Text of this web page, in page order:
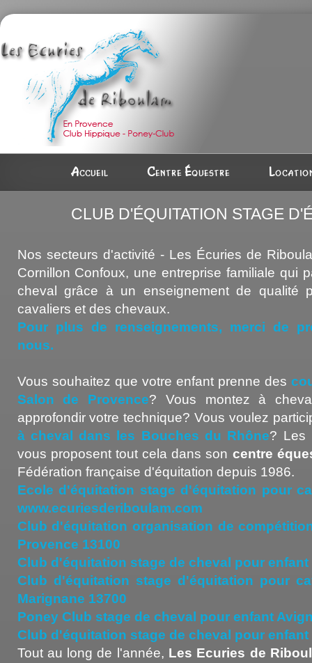
Accueil Centre équestre
CLUB D'ÉQUITATION STAGE
Nos secteurs d'activité - Les Écuries de
Cornillon Confoux, une entreprise familiale qui
cheval grâce à un enseignement de qualité
cavaliers et des chevaux.
Pour plus de renseignements, merci de
nous.
Vous souhaitez que votre enfant prenne des
Salon de Provence? Vous montez à
approfondir votre technique? Vous voulez
à cheval dans les Bouches du Rhône? Les
vous proposent tout cela dans son centre
Fédération française d'équitation depuis 1986.
Ecole d'équitation stage d'équitation pour
www.ecuriesderiboulam.com
Club d'équitation organisation de
Provence 13100
Club d'équitation stage de cheval pour enfant
Club d'équitation stage d'équitation pour
Marignane 13700
Poney Club stage de cheval pour enfant
Club d'équitation stage de cheval pour enfant
Tout au long de l'année, Les Ecuries de